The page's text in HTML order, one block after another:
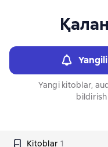
Yangi kitoblar,
Kitoblar 1